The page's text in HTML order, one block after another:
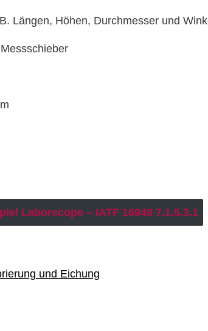
Längen, Höhen, Durchmesser und
Laborscope – IATF 16949 7.1.5.3.1
und Eichung